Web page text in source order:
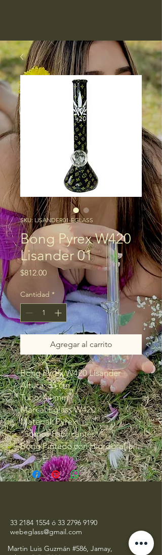
SKU: LISANDER01-EGLASS
Bong Pyrex W420
Lisander 01
$812.00Precio
Cantidad *
Agregar al carrito
Bong Pyrex W420 Lisander
Altura: 35 cm
Tubo: 44 mm
Marca: Eglass W420
Material: Pyrex
*Somos Fabricantes*
Bong Pintado con Hidrografía
33 2184 1554 ó 33 2796 9190
webeglass@gmail.com
Martin Luis Guzmán #586, Jamay,